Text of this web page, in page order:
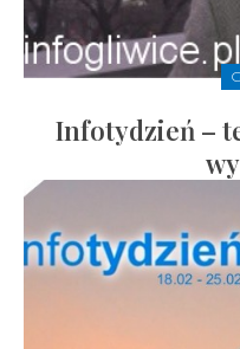
Infotydzień –